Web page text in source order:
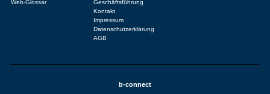
Web-Glossar
Geschäftsführung
Kontakt
Impressum
Datenschutzerklärung
AGB
b-connect